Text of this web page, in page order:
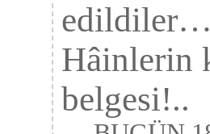
Hâinlerin
belgesi!..